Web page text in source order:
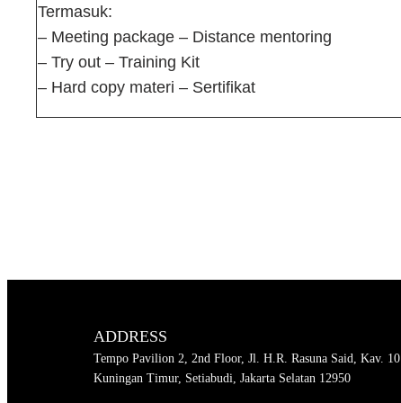
Termasuk:
– Meeting package – Distance mentoring
– Try out – Training Kit
– Hard copy materi – Sertifikat
ADDRESS
Tempo Pavilion 2, 2nd Floor, Jl. H.R. Rasuna Said, Kav. 10
Kuningan Timur, Setiabudi, Jakarta Selatan 12950